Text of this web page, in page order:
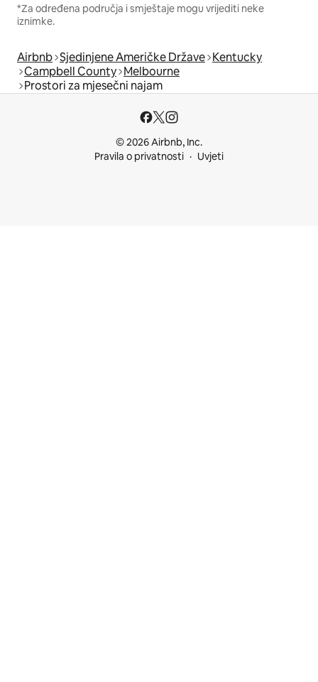
*Za određena područja i smještaje mogu vrijediti neke
iznimke.
Airbnb Sjedinjene Američke Države Kentucky
Campbell County Melbourne
Prostori za mjesečni najam
© 2026 Airbnb, Inc.
Pravila o privatnosti
Uvjeti